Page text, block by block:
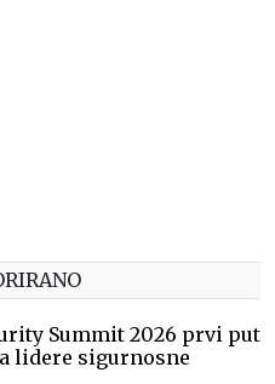
Summit 2026 prvi put
lidere sigurnosne